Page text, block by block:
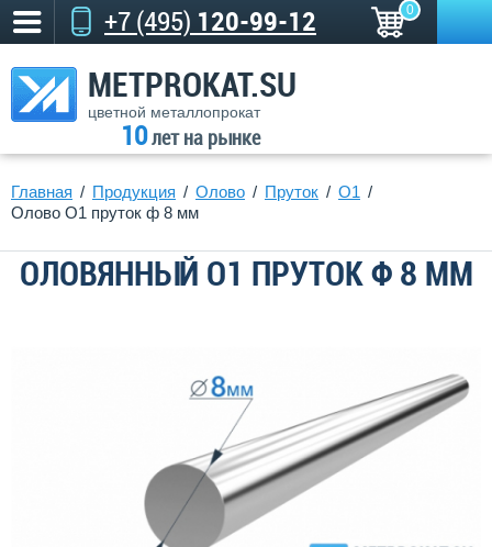
+7 (495) 120-99-12 0
METPROKAT.SU
цветной металлопрокат
10лет на рынке
Главная Продукция Олово Пруток
О1
Олово О1 пруток ф 8 мм
ОЛОВЯННЫЙ О1 ПРУТОК Ф 8 ММ